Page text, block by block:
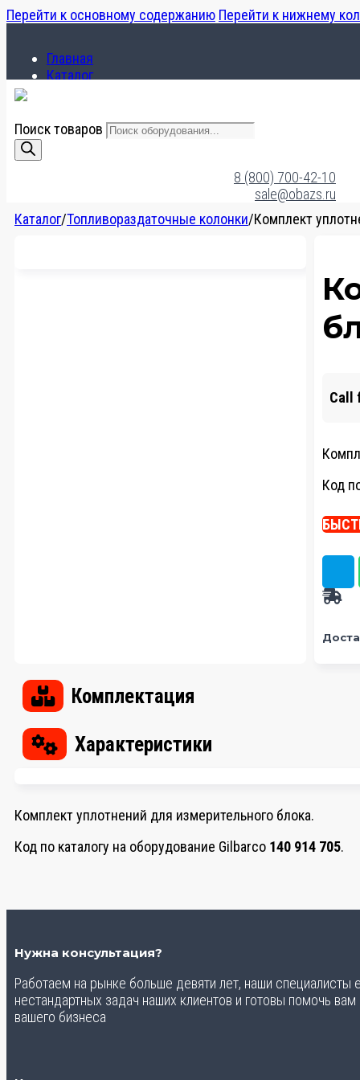
Перейти к основному содержанию Перейти к нижнему
Главная
Каталог
Поиск товаров
8 (800) 700-42-10
sale@obazs.ru
Каталог/Топливораздаточные колонки/Комплект
Call
Код
Комплектация
Характеристики
Комплект уплотнений для измерительного блока.
Код по каталогу на оборудование Gilbarco 140 914 705.
Нужна консультация?
Работаем на рынке больше девяти лет, наши
нестандартных задач наших клиентов и готовы помочь
вашего бизнеса